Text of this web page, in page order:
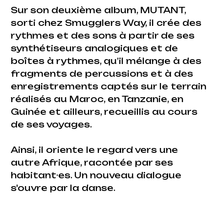
Sur son deuxième album, MUTANT,
sorti chez Smugglers Way, il crée des
rythmes et des sons à partir de ses
synthétiseurs analogiques et de
boîtes à rythmes, qu’il mélange à des
fragments de percussions et à des
enregistrements captés sur le terrain
réalisés au Maroc, en Tanzanie, en
Guinée et ailleurs, recueillis au cours
de ses voyages.
Ainsi, il oriente le regard vers une
autre Afrique, racontée par ses
habitant·es. Un nouveau dialogue
s'ouvre par la danse.